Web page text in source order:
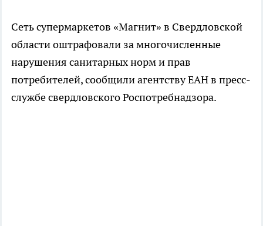
Сеть супермаркетов «Магнит» в Свердловской
области оштрафовали за многочисленные
нарушения санитарных норм и прав
потребителей, сообщили агентству ЕАН в пресс-
службе свердловского Роспотребнадзора.